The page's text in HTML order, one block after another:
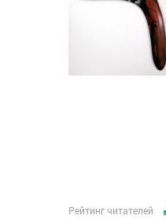
Рейтинг читателей